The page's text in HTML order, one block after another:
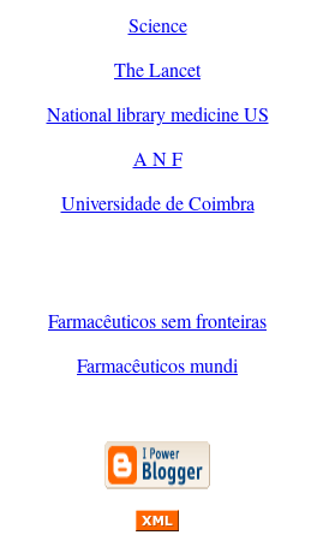
Science
The Lancet
National library medicine US
A N F
Universidade de Coimbra
Farmacêuticos sem fronteiras
Farmacêuticos mundi